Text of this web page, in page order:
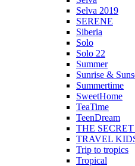
Selva 2019
SERENE
Siberia
Solo
Solo 22
Summer
Sunrise &
Summertime
SweetHome
TeaTime
TeenDream
THE
TRAVEL
Trip to tropics
Tropical